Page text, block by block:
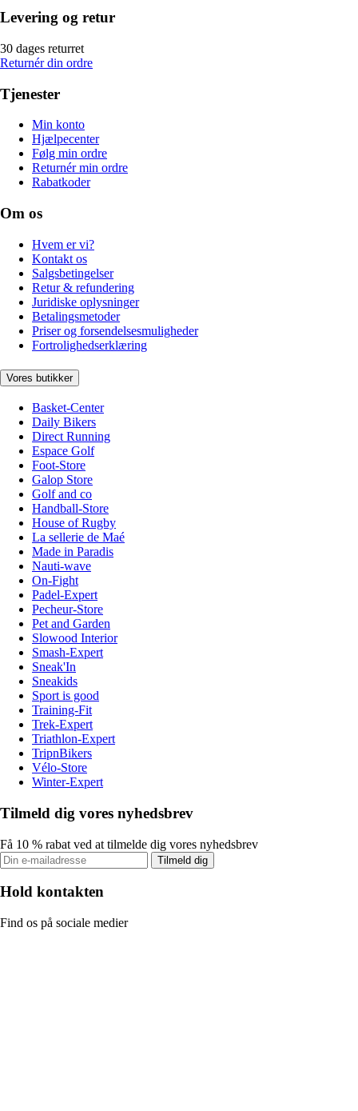
Levering og retur
30 dages returret
Returnér din ordre
Tjenester
Min konto
Hjælpecenter
Følg min ordre
Returnér min ordre
Rabatkoder
Om os
Hvem er vi?
Kontakt os
Salgsbetingelser
Retur & refundering
Juridiske oplysninger
Betalingsmetoder
Priser og forsendelsesmuligheder
Fortrolighedserklæring
Vores butikker
Basket-Center
Daily Bikers
Direct Running
Espace Golf
Foot-Store
Galop Store
Golf and co
Handball-Store
House of Rugby
La sellerie de Maé
Made in Paradis
Nauti-wave
On-Fight
Padel-Expert
Pecheur-Store
Pet and Garden
Slowood Interior
Smash-Expert
Sneak'In
Sneakids
Sport is good
Training-Fit
Trek-Expert
Triathlon-Expert
TripnBikers
Vélo-Store
Winter-Expert
Tilmeld dig vores nyhedsbrev
Få 10 % rabat ved at tilmelde dig vores nyhedsbrev
Tilmeld dig
Hold kontakten
Find os på sociale medier